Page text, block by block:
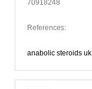
70918248
References:
anabolic steroids uk